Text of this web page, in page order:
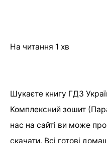
На читання 1 хв
Шукаєте книгу ГДЗ
Комплексний зошит
нас на сайті ви може
скачати. Всі готові